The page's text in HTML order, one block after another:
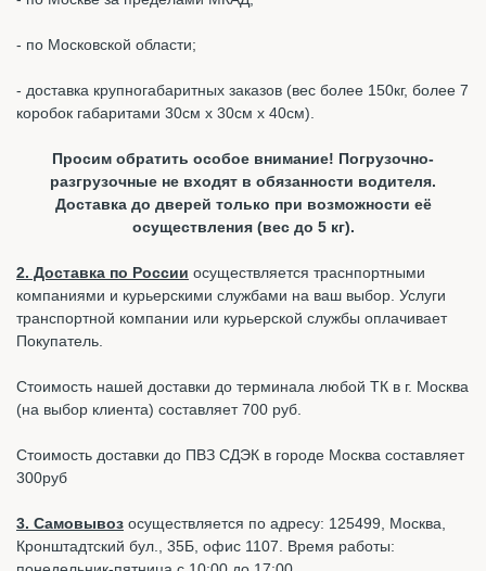
- по Московской области;
- доставка крупногабаритных заказов (вес более 150кг, более 7
коробок габаритами 30см х 30см х 40см).
Просим обратить особое внимание! Погрузочно-
разгрузочные не входят в обязанности водителя.
Доставка до дверей только при возможности её
осуществления (вес до 5 кг).
2. Доставка по России осуществляется траснпортными
компаниями и курьерскими службами на ваш выбор. Услуги
транспортной компании или курьерской службы оплачивает
Покупатель.
Стоимость нашей доставки до терминала любой ТК в г. Москва
(на выбор клиента) составляет 700 руб.
Стоимость доставки до ПВЗ СДЭК в городе Москва составляет
300руб
3. Самовывоз осуществляется по адресу: 125499, Москва,
Кронштадтский бул., 35Б, офис 1107. Время работы: